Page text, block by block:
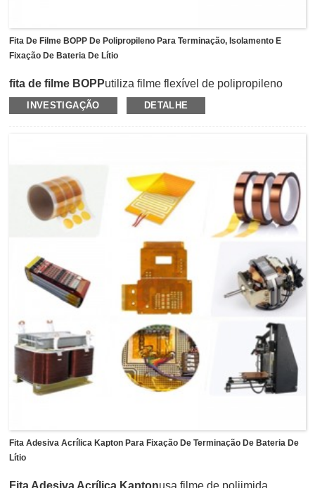
Fita De Filme BOPP De Polipropileno Para Terminação, Isolamento E
Fixação De Bateria De Lítio
fita de filme BOPPutiliza filme flexível de polipropileno
como suporte revestido com adesivo acrílico
solvente.Proporciona excelente desempenho em
filme de terminação de poliéster é amplamente utilizada
como isolamento e proteção para bateria de lítio ou bateria
de níquel, bateria de cádmio.
INVESTIGAÇÃO DETALHE
Fita Adesiva Acrílica Kapton Para Fixação De Terminação De Bateria De
Lítio